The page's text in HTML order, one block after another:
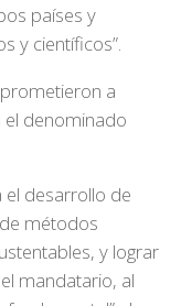
países y
y científicos”.
a
el denominado
el desarrollo de
métodos
y lograr
mandatario, al